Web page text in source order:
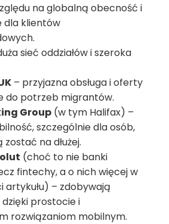
na globalną obecność i
klientów
sieć oddziałów i szeroka
– przyjazna obsługa i oferty
do potrzeb migrantów.
Group (w tym Halifax) –
szczególnie dla osób,
na dłużej.
(choć to nie banki
fintechy, a o nich więcej w
artykułu) – zdobywają
prostocie i
rozwiązaniom mobilnym.